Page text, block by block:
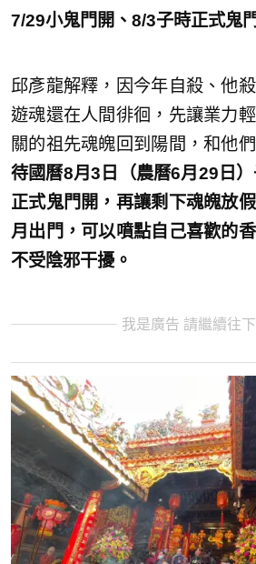
7/29小鬼門開、8/3子時正式鬼
邱彥龍解釋，因今年自殺、他
遊魂還在人間徘徊，先讓業力
關的祖先魂魄回到陽間，和他
待國曆8月3日（農曆6月29日）
正式鬼門開，再讓剩下魂魄放
月出門，可以噴點自己喜歡的
不受陰邪干擾。
我是廣告 請繼續往